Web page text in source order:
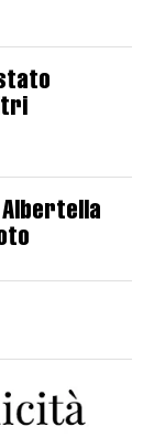
Albertella